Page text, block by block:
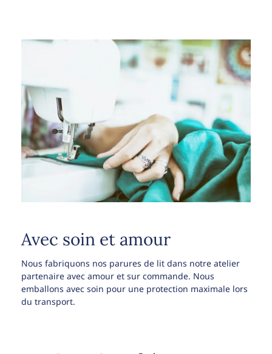
Avec soin et amour
Nous fabriquons nos parures de lit dans notre atelier
partenaire avec amour et sur commande. Nous
emballons avec soin pour une protection maximale lors
du transport.